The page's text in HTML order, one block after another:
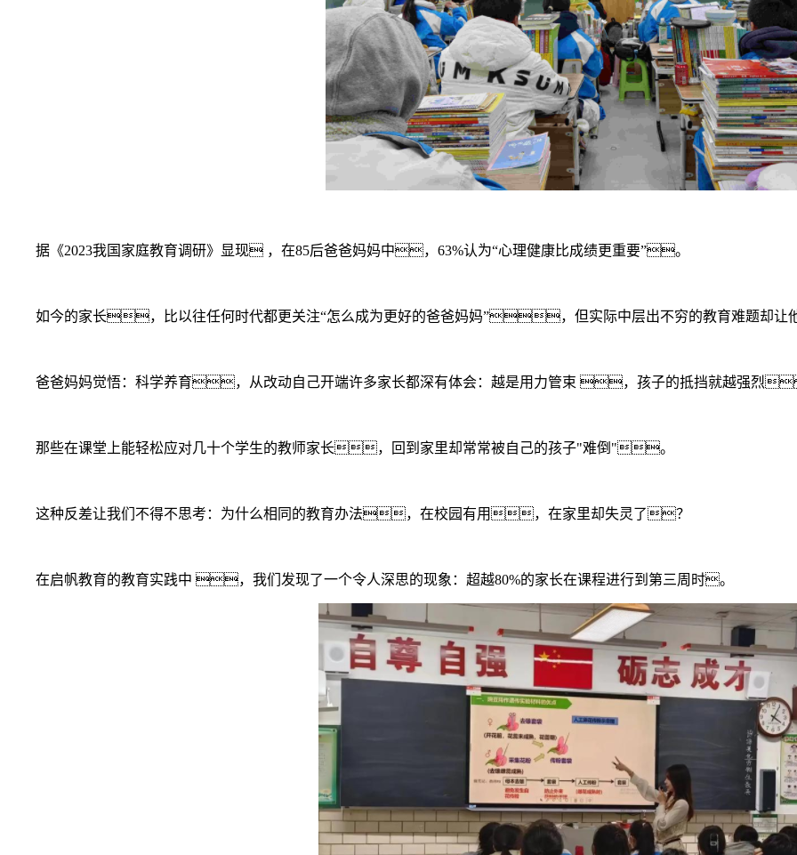
据《2023我国家庭教育调研》显现 ，在85后爸爸妈妈中，63%认为“心理健康比成绩更重要”。
如今的家长，比以往任何时代都更关注“怎么成为更好的爸爸妈妈”，但实际中层出不穷的教育难题却让
爸爸妈妈觉悟：科学养育，从改动自己开端许多家长都深有体会：越是用力管束 ，孩子的抵挡就越强烈
那些在课堂上能轻松应对几十个学生的教师家长，回到家里却常常被自己的孩子"难倒"。
这种反差让我们不得不思考：为什么相同的教育办法，在校园有用，在家里却失灵了？
在启帆教育的教育实践中 ，我们发现了一个令人深思的现象：超越80%的家长在课程进行到第三周时。